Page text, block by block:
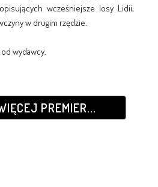
wcześniejsze losy Lidii,
w drugim rzędzie.
wydawcy.
PREMIER...